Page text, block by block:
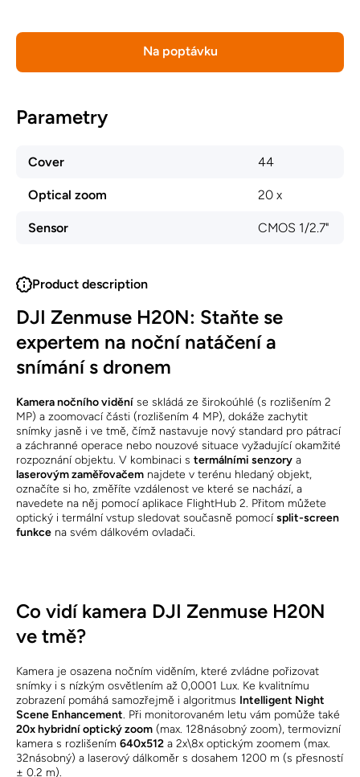
Na poptávku
Parametry
Cover 44
Optical zoom 20 x
Sensor CMOS 1/2.7"
Product description
DJI Zenmuse H20N: Staňte se
expertem na noční natáčení a
snímání s dronem
Kamera nočního vidění se skládá ze širokoúhlé (s rozlišením 2
MP) a zoomovací části (rozlišením 4 MP), dokáže zachytit
snímky jasně i ve tmě, čímž nastavuje nový standard pro pátrací
a záchranné operace nebo nouzové situace vyžadující okamžité
rozpoznání objektu. V kombinaci s termálními senzory a
laserovým zaměřovačem najdete v terénu hledaný objekt,
označíte si ho, změříte vzdálenost ve které se nachází, a
navedete na něj pomocí aplikace FlightHub 2. Přitom můžete
optický i termální vstup sledovat současně pomocísplit-screen
funkce na svém dálkovém ovladači.
Co vidí kamera DJI Zenmuse H20N
ve tmě?
Kamera je osazena nočním viděním, které zvládne pořizovat
snímky i s nízkým osvětlením až 0,0001 Lux. Ke kvalitnímu
zobrazení pomáhá samozřejmě i algoritmus Intelligent Night
Scene Enhancement. Při monitorovaném letu vám pomůže také
20x hybridní optický zoom (max. 128násobný zoom), termovizní
kamera s rozlišením 640x512 a 2x\8x optickým zoomem (max.
32násobný) a laserový dálkoměr s dosahem 1200 m (s přesností
± 0.2 m).